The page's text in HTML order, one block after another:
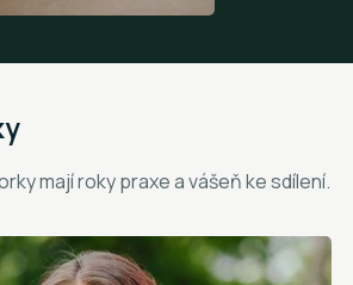
mají roky praxe a vášeň ke sdílení.